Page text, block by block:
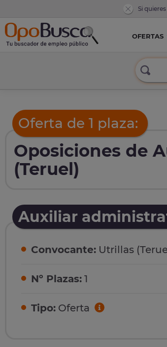
Si
OFERTAS
Oferta de 1 plaza:
Oposiciones de
(Teruel)
Auxiliar
Convocante: Utrillas
Nº Plazas: 1
Tipo: Oferta